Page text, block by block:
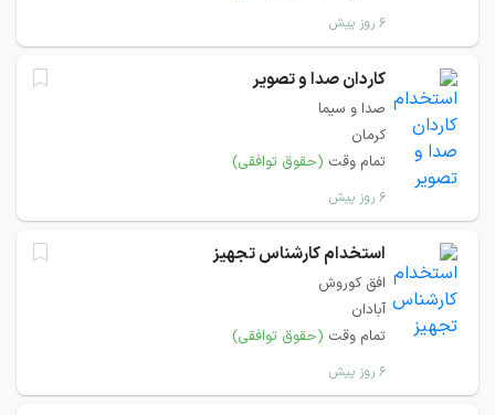
۶ روز پیش
کاردان صدا و تصویر
صدا و سیما
کرمان
تمام وقت (حقوق توافقی)
۶ روز پیش
استخدام کارشناس تجهیز
افق کوروش
آبادان
تمام وقت (حقوق توافقی)
۶ روز پیش